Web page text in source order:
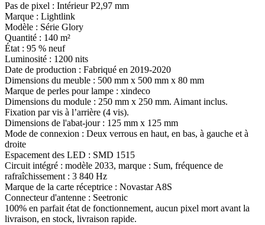
Pas de pixel : Intérieur P2,97 mm
Marque : Lightlink
Modèle : Série Glory
Quantité : 140 m²
État : 95 % neuf
Luminosité : 1200 nits
Date de production : Fabriqué en 2019-2020
Dimensions du meuble : 500 mm x 500 mm x 80 mm
Marque de perles pour lampe : xindeco
Dimensions du module : 250 mm x 250 mm. Aimant inclus.
Fixation par vis à l’arrière (4 vis).
Dimensions de l'abat-jour : 125 mm x 125 mm
Mode de connexion : Deux verrous en haut, en bas, à gauche et à
droite
Espacement des LED : SMD 1515
Circuit intégré : modèle 2033, marque : Sum, fréquence de
rafraîchissement : 3 840 Hz
Marque de la carte réceptrice : Novastar A8S
Connecteur d'antenne : Seetronic
100% en parfait état de fonctionnement, aucun pixel mort avant la
livraison, en stock, livraison rapide.